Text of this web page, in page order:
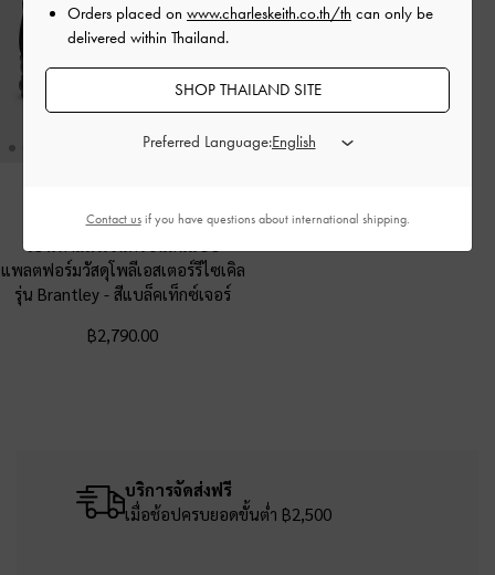
ONLINE EXCLUSIVE
รองเท้าแมรี่เจนดีไซน์ส้นแบบ
แพลตฟอร์มวัสดุโพลีเอสเตอร์รีไซเคิล
รุ่น Brantley-สีแบล็คเท็กซ์เจอร์
฿2,790.00
บริการจัดส่งฟรี
เมื่อช้อปครบยอดขั้นต่ำ ฿2,500
Orders placed on www.charleskeith.co.th/th can only be
delivered within Thailand.
SHOP THAILAND SITE
Preferred Language:
Contact usif you have questions about international shipping.